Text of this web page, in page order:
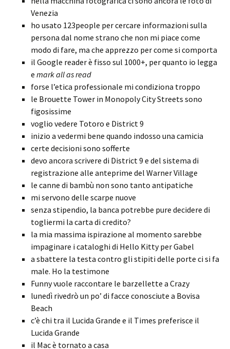
Venezia
ho usato 123people per cercare informazioni sulla
persona dal nome strano che non mi piace come
modo di fare, ma che apprezzo per come si comporta
il Google reader è fisso sul 1000+, per quanto io legga
e mark all as read
forse l’etica professionale mi condiziona troppo
le Brouette Tower in Monopoly City Streets sono
figosissime
voglio vedere Totoro e District 9
inizio a vedermi bene quando indosso una camicia
certe decisioni sono sofferte
devo ancora scrivere di District 9 e del sistema di
registrazione alle anteprime del Warner Village
le canne di bambù non sono tanto antipatiche
mi servono delle scarpe nuove
senza stipendio, la banca potrebbe pure decidere di
togliermi la carta di credito?
la mia massima ispirazione al momento sarebbe
impaginare i cataloghi di Hello Kitty per Gabel
a sbattere la testa contro gli stipiti delle porte ci si fa
male. Ho la testimone
Funny vuole raccontare le barzellette a Crazy
lunedì rivedrò un po’ di facce conosciute a Bovisa
Beach
c’è chi tra il Lucida Grande e il Times preferisce il
Lucida Grande
il Mac è tornato a casa